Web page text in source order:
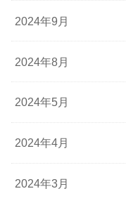
2024年9月
2024年8月
2024年5月
2024年4月
2024年3月